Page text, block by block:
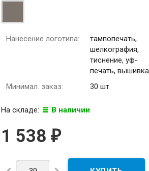
Нанесение логотипа:
тампопечать,
шелкография,
тиснение, уф-
печать, вышивка
Минимал. заказ:
30 шт.
На складе: В наличии
1 538₽